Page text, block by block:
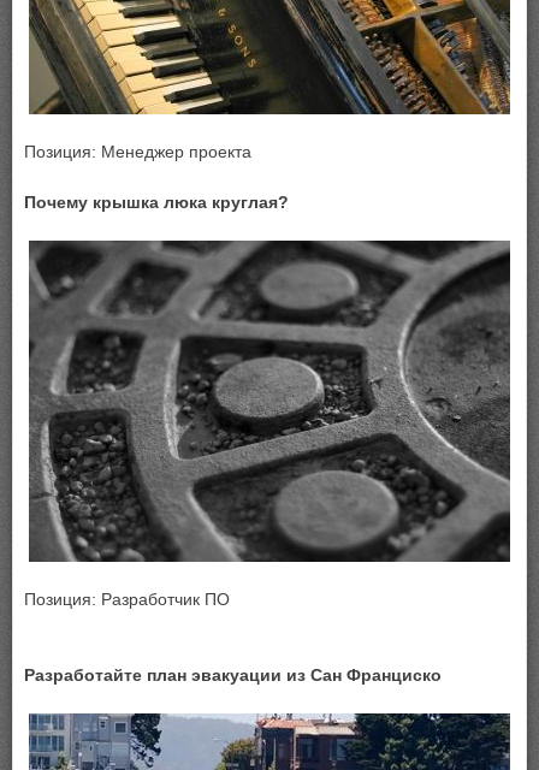
Позиция: Менеджер проекта
Почему крышка люка круглая?
Позиция: Разработчик ПО
Разработайте план эвакуации из Сан Франциско